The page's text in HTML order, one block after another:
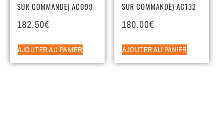
SUR COMMANDE) AC099
182.50€
AJOUTER AU PANIER
SUR COMMANDE) AC132
180.00€
AJOUTER AU PANIER